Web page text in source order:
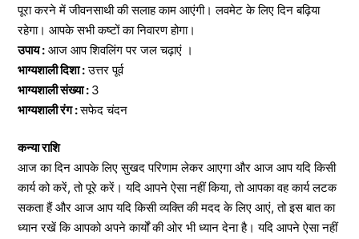
पूरा करने में जीवनसाथी की सलाह काम आएंगी। लवमेट के लिए दिन बढ़िया
रहेगा। आपके सभी कष्टों का निवारण होगा।
उपाय : आज आप शिवलिंग पर जल चढ़ाएं ।
भाग्यशाली दिशा :उत्तर पूर्व
भाग्यशाली संख्या : 3
भाग्यशाली रंग :सफेद चंदन
कन्या राशि
आज का दिन आपके लिए सुखद परिणाम लेकर आएगा और आज आप यदि किसी
कार्य को करें, तो पूरे करें। यदि आपने ऐसा नहीं किया, तो आपका वह कार्य लटक
सकता हैं और आज आप यदि किसी व्यक्ति की मदद के लिए आएं, तो इस बात का
ध्यान रखें कि आपको अपने कार्यों की ओर भी ध्यान देना है। यदि आपने ऐसा नहीं